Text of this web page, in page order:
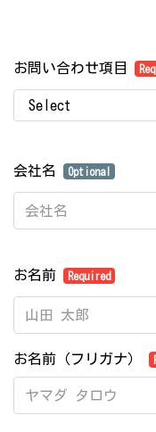
お問い合わせ項目
会社名 Optional
お名前 Required
お名前（フリガナ）